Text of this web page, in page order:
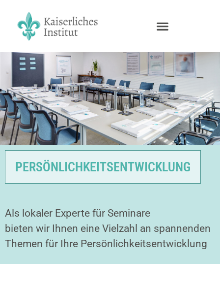
PERSÖNLICHKEITSENTWICKLUNG
Als lokaler Experte für Seminare
bieten wir Ihnen eine Vielzahl an spannenden
Themen für Ihre Persönlichkeitsentwicklung